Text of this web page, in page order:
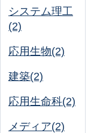
システム理工
(2)
応用生物(2)
建築(2)
応用生命科(2)
メディア(2)